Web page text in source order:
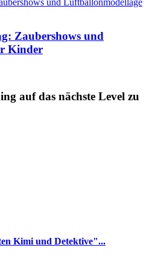
Zaubershows und
Kinder
auf das nächste Level zu
Kimi und Detektive"...